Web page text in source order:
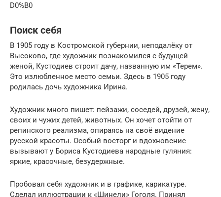
D0%B0
Поиск себя
В 1905 году в Костромской губернии, неподалёку от
Высоково, где художник познакомился с будущей
женой, Кустодиев строит дачу, названную им «Терем».
Это излюбленное место семьи. Здесь в 1905 году
родилась дочь художника Ирина.
Художник много пишет: пейзажи, соседей, друзей, жену,
своих и чужих детей, животных. Он хочет отойти от
репинского реализма, опираясь на своё видение
русской красоты. Особый восторг и вдохновение
вызывают у Бориса Кустодиева народные гуляния:
яркие, красочные, безудержные.
Пробовал себя художник и в графике, карикатуре.
Сделал иллюстрации к «Шинели» Гоголя. Принял